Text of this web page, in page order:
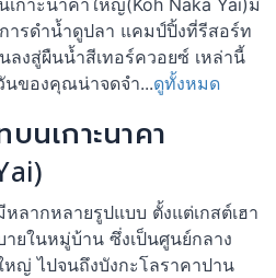
ารดำน้ำดูปลา แคมป์ปิ้งที่รีสอร์ท
ลงสู่ผืนน้ำสีเทอร์ควอยซ์ เหล่านี้
นของคุณน่าจดจำ...ดูทั้งหมด
นเกาะนาคา
ลากหลายรูปแบบ ตั้งแต่เกสต์เฮา
ยในหมู่บ้าน ซึ่งเป็นศูนย์กลาง
ญ่ ไปจนถึงบังกะโลราคาปาน